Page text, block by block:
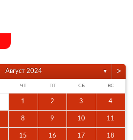
Август 2024 ▼ >
ЧТ ПТ СБ ВС
1 2 3 4
8 9 10 11
15 16 17 18